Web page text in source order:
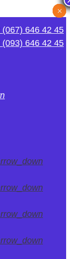
(067) 646 42 45
(093) 646 42 45
×
×
×
×
×
×
×
×